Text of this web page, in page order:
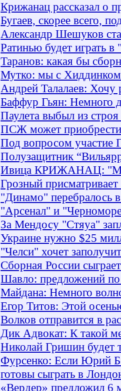
Крижанац рассказал о
Бугаев, скорее всего,
Александр Шешуков
Ратинью будет играть в
Таранов: какая бы
Мутко: мы с
Андрей Талалаев: Хочу
Баффур Гьян: Немного
Паулета выбыл из
ПСЖ может приобрести
Под вопросом участие
Полузащитник
Ивица КРИЖАНАЦ:
Грозный
"Динамо" перебралось
"Арсенал" и
За Мендосу "Стяуа"
Украине нужно $25
"Челси" хочет
Сборная России
Шавло: предложений по
Майдана: Немного
Егор Титов: Этой
Волков отправится в
Дик Адвокат: К такой
Николай Гришин будет
Фурсенко: Если Юрий
готовы сыграть в
«Вердер» предложил 6